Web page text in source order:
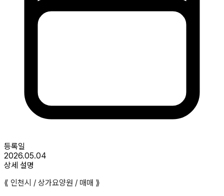
등록일
2026.05.04
상세 설명
⟪ 인천시 / 상가요양원 / 매매 ⟫